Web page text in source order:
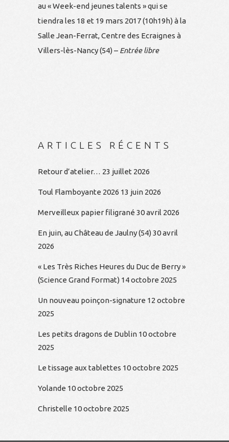
au « Week-end jeunes talents » qui se
tiendra les 18 et 19 mars 2017 (10h19h) à la
Salle Jean-Ferrat, Centre des Ecraignes à
Villers-lès-Nancy (54) – Entrée libre
ARTICLES RÉCENTS
Retour d’atelier… 23 juillet 2026
Toul Flamboyante 2026 13 juin 2026
Merveilleux papier filigrané 30 avril 2026
En juin, au Château de Jaulny (54)30 avril
2026
« Les Très Riches Heures du Duc de Berry »
(Science Grand Format) 14 octobre 2025
Un nouveau poinçon-signature 12 octobre
2025
Les petits dragons de Dublin 10 octobre
2025
Le tissage aux tablettes 10 octobre 2025
Yolande 10 octobre 2025
Christelle 10 octobre 2025